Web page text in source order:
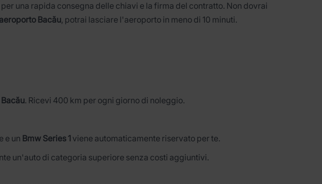
per una rapida consegna delle chiavi e la firma del contratto. Non dovrai
Bacău, potrai lasciare l'aeroporto in meno di 10 minuti.
. Ricevi 400 km per ogni giorno di noleggio.
e un Bmw Series 1 viene automaticamente riservato per te.
un'auto di categoria superiore senza costi aggiuntivi.